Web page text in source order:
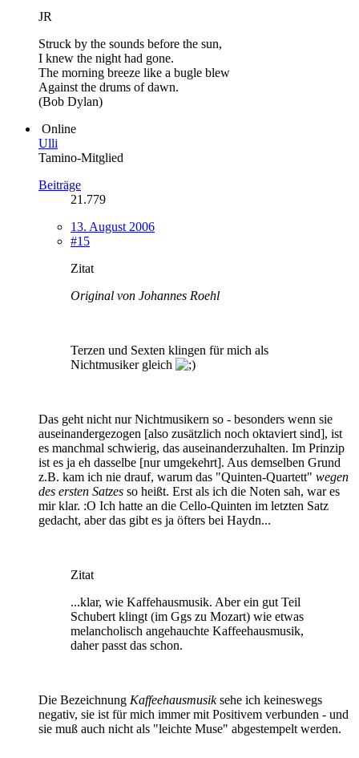
JR
Struck by the sounds before the sun,
I knew the night had gone.
The morning breeze like a bugle blew
Against the drums of dawn.
(Bob Dylan)
Online
Ulli
Tamino-Mitglied
Beiträge
21.779
13. August 2006
#15
Zitat
Original von Johannes Roehl
Terzen und Sexten klingen für mich als
Nichtmusiker gleich
Das geht nicht nur Nichtmusikern so - besonders wenn sie
auseinandergezogen [also zusätzlich noch oktaviert sind], ist
es manchmal schwierig, das auseinanderzuhalten. Im Prinzip
ist es ja eh dasselbe [nur umgekehrt]. Aus demselben Grund
z.B. kam ich nie drauf, warum das "Quinten-Quartett" wegen
des ersten Satzes so heißt. Erst als ich die Noten sah, war es
mir klar. :O Ich hatte an die Cello-Quinten im letzten Satz
gedacht, aber das gibt es ja öfters bei Haydn...
Zitat
...klar, wie Kaffehausmusik. Aber ein gut Teil
Schubert klingt (im Ggs zu Mozart) wie etwas
melancholisch angehauchte Kaffeehausmusik,
daher passt das schon.
Die Bezeichnung Kaffeehausmusiksehe ich keineswegs
negativ, sie ist für mich immer mit Positivem verbunden - und
sie muß auch nicht als "leichte Muse" abgestempelt werden.